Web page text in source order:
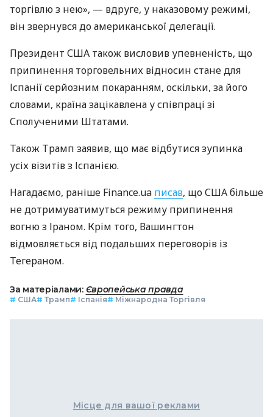
торгівлю з нею», — вдруге, у наказовому режимі,
він звернувся до американської делегації.
Президент США також висловив упевненість, що
припинення торговельних відносин стане для
Іспанії серйозним покаранням, оскільки, за його
словами, країна зацікавлена у співпраці зі
Сполученими Штатами.
Також Трамп заявив, що має відбутися зупинка
усіх візитів з Іспанією.
Нагадаємо, раніше Finance.ua писав, що США більше
не дотримуватимуться режиму припинення
вогню з Іраном. Крім того, Вашингтон
відмовляється від подальших переговорів із
Тегераном.
За матеріалами: Європейська правда
# США# Трамп# Іспанія# Міжнародна Торгівля
Місце для вашої реклами